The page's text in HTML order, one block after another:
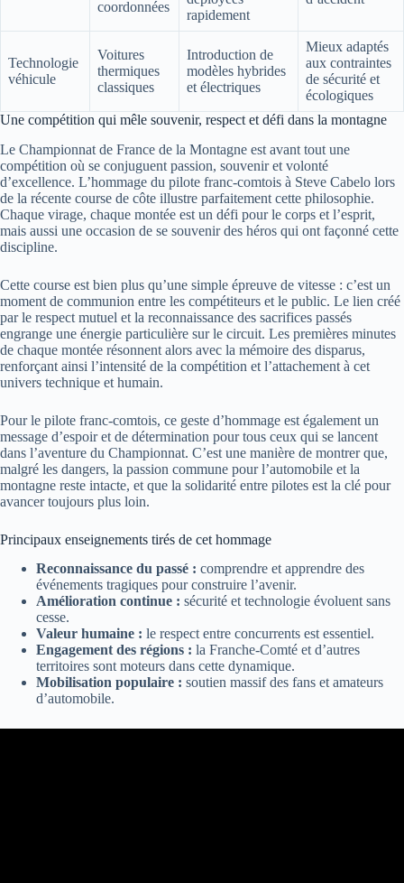
coordonnées
rapidement
Technologie
véhicule
Voitures
thermiques
classiques
Introduction de
modèles hybrides
et électriques
Mieux adaptés
aux contraintes
de sécurité et
écologiques
Une compétition qui mêle souvenir, respect et défi dans la montagne
Le Championnat de France de la Montagne est avant tout une
compétition où se conjuguent passion, souvenir et volonté
d’excellence. L’hommage du pilote franc-comtois à Steve Cabelo lors
de la récente course de côte illustre parfaitement cette philosophie.
Chaque virage, chaque montée est un défi pour le corps et l’esprit,
mais aussi une occasion de se souvenir des héros qui ont façonné cette
discipline.
Cette course est bien plus qu’une simple épreuve de vitesse : c’est un
moment de communion entre les compétiteurs et le public. Le lien créé
par le respect mutuel et la reconnaissance des sacrifices passés
engrange une énergie particulière sur le circuit. Les premières minutes
de chaque montée résonnent alors avec la mémoire des disparus,
renforçant ainsi l’intensité de la compétition et l’attachement à cet
univers technique et humain.
Pour le pilote franc-comtois, ce geste d’hommage est également un
message d’espoir et de détermination pour tous ceux qui se lancent
dans l’aventure du Championnat. C’est une manière de montrer que,
malgré les dangers, la passion commune pour l’automobile et la
montagne reste intacte, et que la solidarité entre pilotes est la clé pour
avancer toujours plus loin.
Principaux enseignements tirés de cet hommage
Reconnaissance du passé : comprendre et apprendre des
événements tragiques pour construire l’avenir.
Amélioration continue : sécurité et technologie évoluent sans
cesse.
Valeur humaine : le respect entre concurrents est essentiel.
Engagement des régions : la Franche-Comté et d’autres
territoires sont moteurs dans cette dynamique.
Mobilisation populaire : soutien massif des fans et amateurs
d’automobile.